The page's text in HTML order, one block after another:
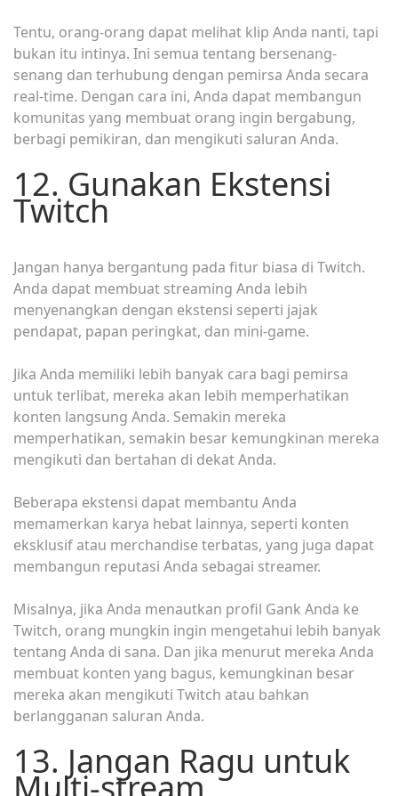
Tentu, orang-orang dapat melihat klip Anda nanti, tapi
bukan itu intinya. Ini semua tentang bersenang-
senang dan terhubung dengan pemirsa Anda secara
real-time. Dengan cara ini, Anda dapat membangun
komunitas yang membuat orang ingin bergabung,
berbagi pemikiran, dan mengikuti saluran Anda.
12. Gunakan Ekstensi
Twitch
Jangan hanya bergantung pada fitur biasa di Twitch.
Anda dapat membuat streaming Anda lebih
menyenangkan dengan ekstensi seperti jajak
pendapat, papan peringkat, dan mini-game.
Jika Anda memiliki lebih banyak cara bagi pemirsa
untuk terlibat, mereka akan lebih memperhatikan
konten langsung Anda. Semakin mereka
memperhatikan, semakin besar kemungkinan mereka
mengikuti dan bertahan di dekat Anda.
Beberapa ekstensi dapat membantu Anda
memamerkan karya hebat lainnya, seperti konten
eksklusif atau merchandise terbatas, yang juga dapat
membangun reputasi Anda sebagai streamer.
Misalnya, jika Anda menautkan profil Gank Anda ke
Twitch, orang mungkin ingin mengetahui lebih banyak
tentang Anda di sana. Dan jika menurut mereka Anda
membuat konten yang bagus, kemungkinan besar
mereka akan mengikuti Twitch atau bahkan
berlangganan saluran Anda.
13. Jangan Ragu untuk